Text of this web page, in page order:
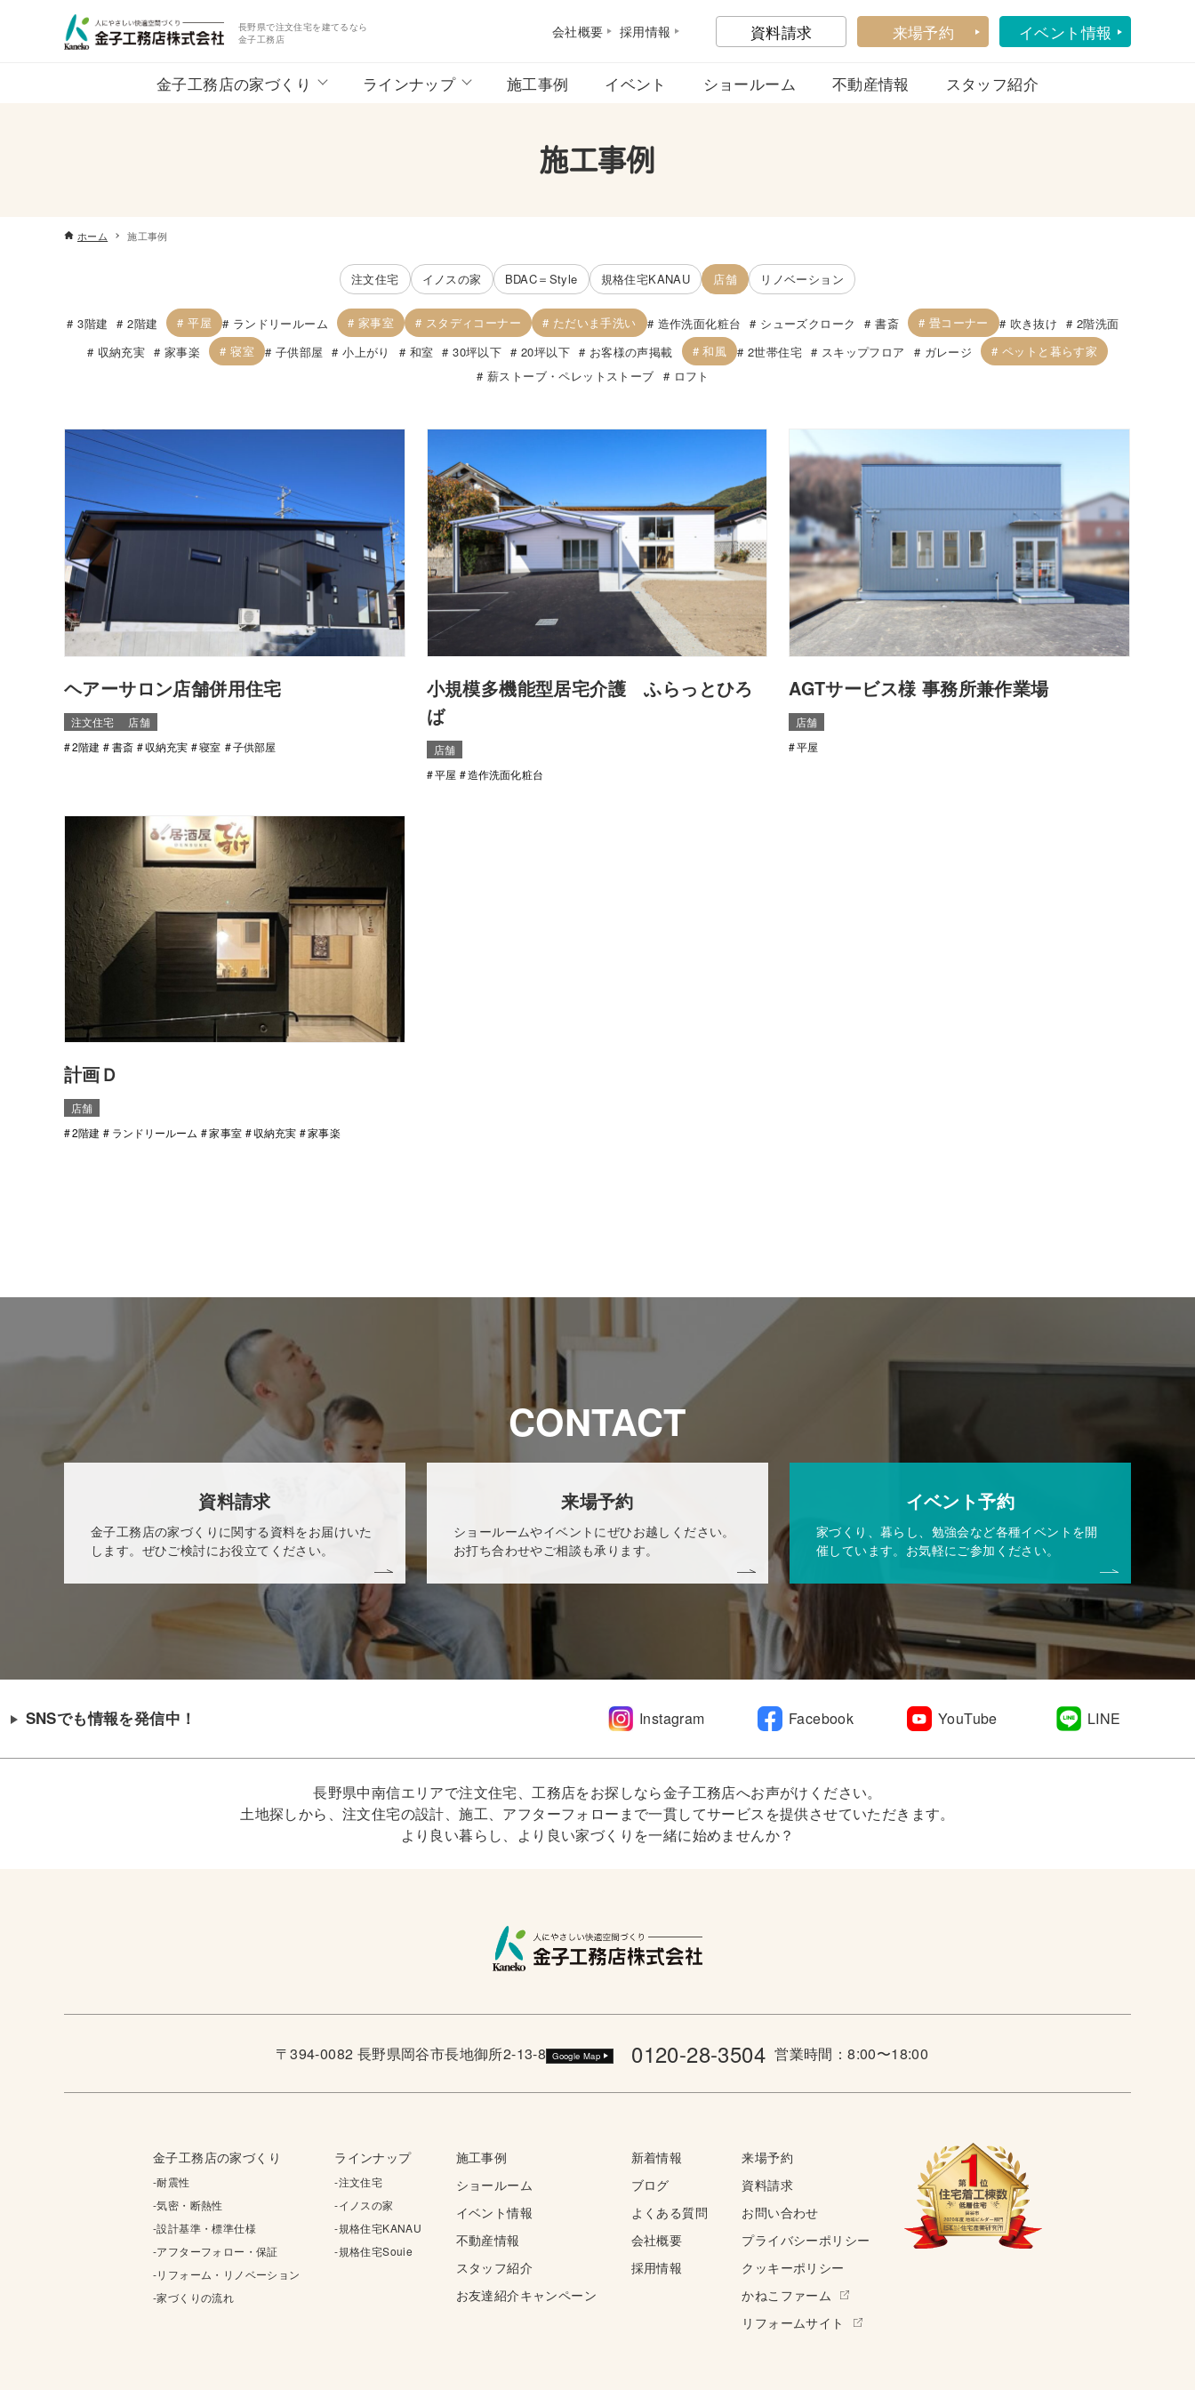
長野県で注文住宅を建てるなら
金子工務店
会社概要 採用情報 資料請求 来場予約 イベント情報
金子工務店の家づくり ラインナップ 施工事例 イベント ショールーム 不動産情報 スタッフ紹介
施工事例
ホーム 施工事例
注文住宅 イノスの家 BDAC＝Style 規格住宅KANAU 店舗 リノベーション
3階建 2階建 平屋 ランドリールーム 家事室 スタディコーナー ただいま手洗い 造作洗面化粧台 シューズクローク 書斎 畳コーナー 吹き抜け
2階洗面
収納充実
家事楽 寝室 子供部屋 小上がり 和室 30坪以下 20坪以下 お客様の声掲載 和風 2世帯住宅 スキップフロア ガレージ
ペットと暮らす家
薪ストーブ・ペレットストーブ
ロフト
ヘアーサロン店舗併用住宅
注文住宅
店舗
2階建
書斎 収納充実 寝室 子供部屋
⼩規模多機能型居宅介護 ふらっとひろ
ば
店舗
平屋
造作洗面化粧台
AGTサービス様 事務所兼作業場
店舗
平屋
計画Ｄ
店舗
2階建
ランドリールーム 家事室 収納充実 家事楽
CONTACT
資料請求
金子工務店の家づくりに関する資料をお届けいた
します。ぜひご検討にお役立てください。
来場予約
ショールームやイベントにぜひお越しください。
お打ち合わせやご相談も承ります。
イベント予約
家づくり、暮らし、勉強会など各種イベントを開
催しています。お気軽にご参加ください。
SNSでも情報を発信中！ Instagram Facebook YouTube LINE
長野県中南信エリアで注文住宅、工務店をお探しなら金子工務店へお声がけください。
土地探しから、注文住宅の設計、施工、アフターフォローまで一貫してサービスを提供させていただきます。
より良い暮らし、より良い家づくりを一緒に始めませんか？
〒394-0082 長野県岡谷市長地御所2-13-8 Google Map 0120-28-3504 営業時間：8:00〜18:00
金子工務店の家づくり
-耐震性
-気密・断熱性
-設計基準・標準仕様
-アフターフォロー・保証
-リフォーム・リノベーション
-家づくりの流れ
ラインナップ
-注文住宅
-イノスの家
-規格住宅KANAU
-規格住宅Souie
施工事例
ショールーム
イベント情報
不動産情報
スタッフ紹介
お友達紹介キャンペーン
新着情報
ブログ
よくある質問
会社概要
採用情報
来場予約
資料請求
お問い合わせ
プライバシーポリシー
クッキーポリシー
かねこファーム
リフォームサイト